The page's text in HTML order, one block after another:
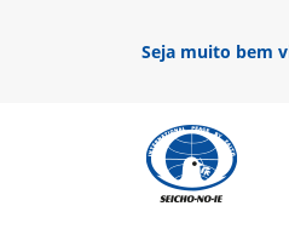
Seja muito bem